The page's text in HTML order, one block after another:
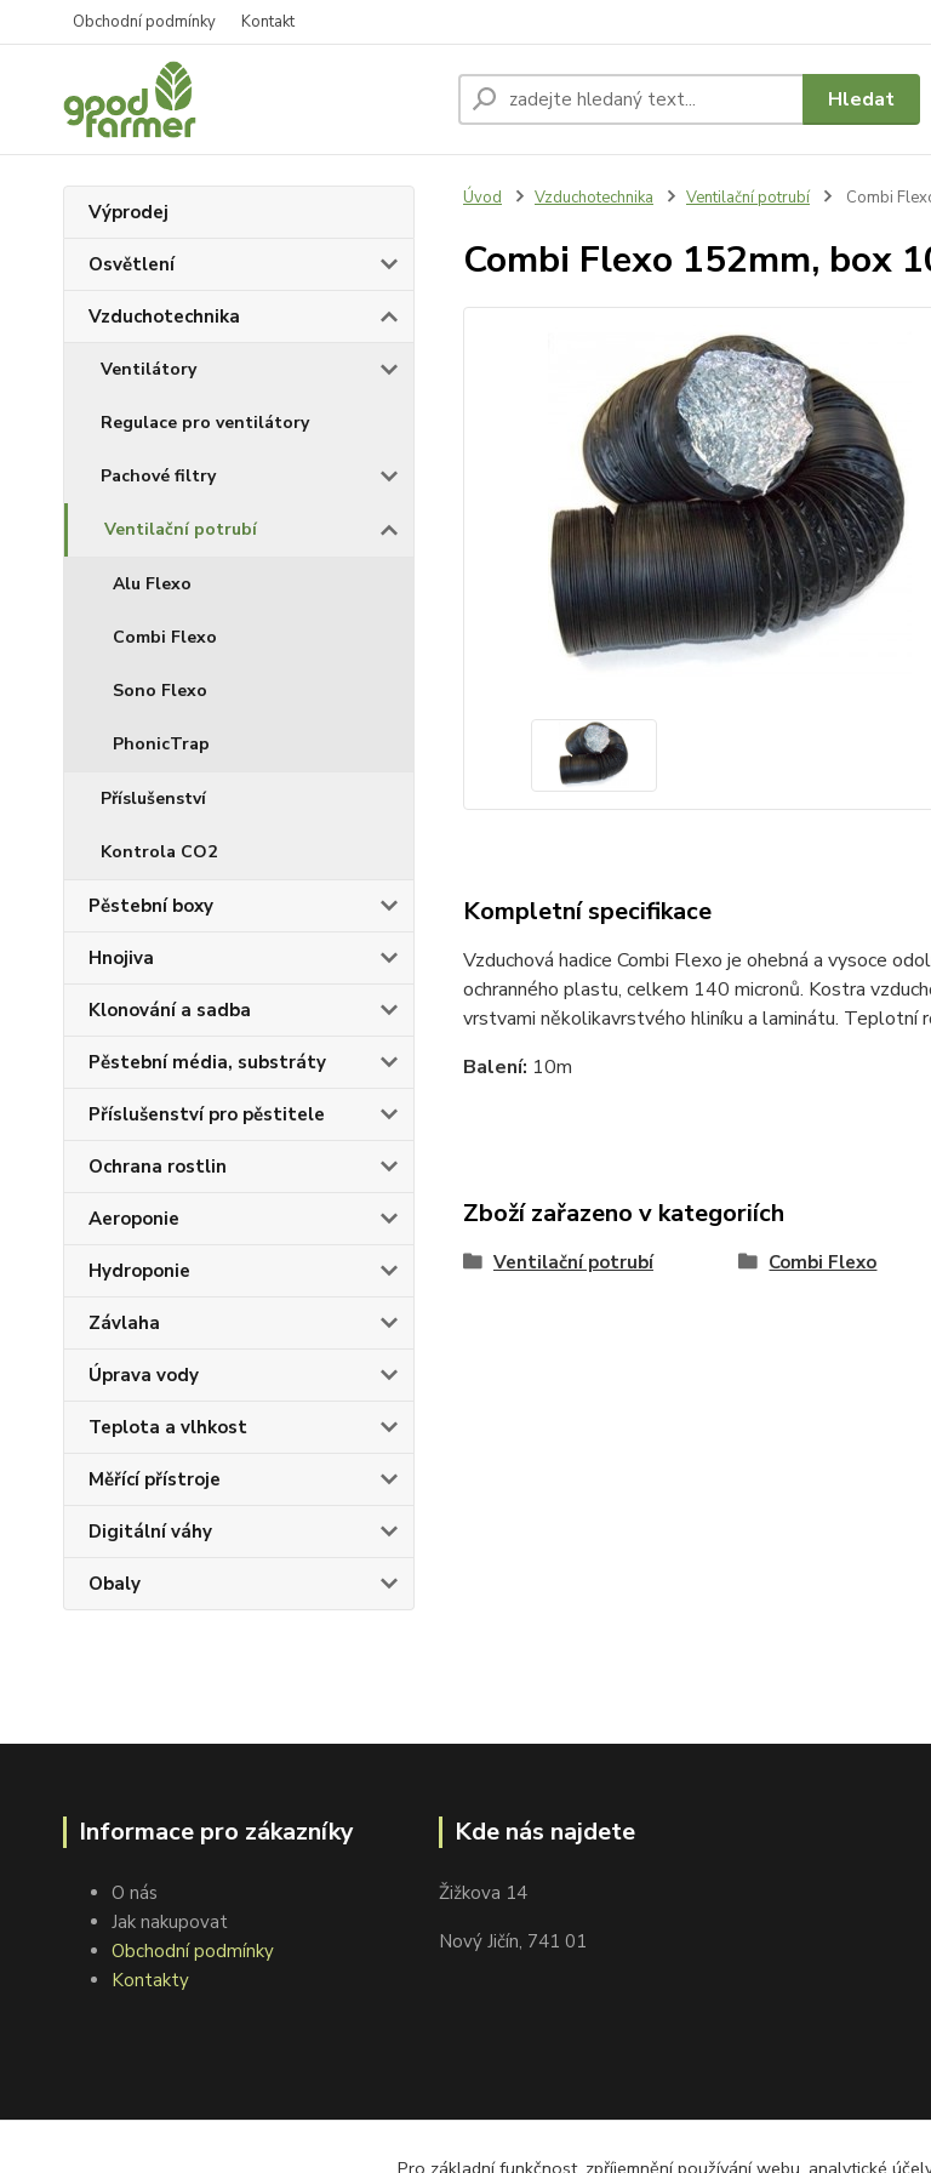
Obchodní podmínky Kontakt
Hledat
Výprodej
Osvětlení
Vzduchotechnika
Ventilátory
Regulace pro ventilátory
Pachové filtry
Ventilační potrubí
Alu Flexo
Combi Flexo
Sono Flexo
PhonicTrap
Příslušenství
Kontrola CO2
Pěstební boxy
Hnojiva
Klonování a sadba
Pěstební média, substráty
Příslušenství pro pěstitele
Ochrana rostlin
Aeroponie
Hydroponie
Závlaha
Úprava vody
Teplota a vlhkost
Měřící přístroje
Digitální váhy
Obaly
Úvod Vzduchotechnika Ventilační potrubí Combi
Combi Flexo 152mm, box
Kompletní specifikace
Vzduchová hadice Combi Flexo je ohebná a vysoce
ochranného plastu, celkem 140 micronů. Kostra
vrstvami několikavrstvého hliníku a laminátu. Teplotní
Balení: 10m
Zboží zařazeno v kategoriích
Ventilační potrubí Combi Flexo
Informace pro zákazníky
O nás
Jak nakupovat
Obchodní podmínky
Kontakty
Kde nás najdete
Žižkova 14
Nový Jičín, 741 01
Pro základní funkčnost, zpříjemnění používání webu, analytické